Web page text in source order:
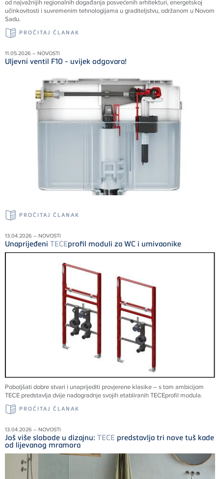
od najvažnijih regionalnih događanja posvećenih arhitekturi, energetskoj
učinkovitosti i suvremenim tehnologijama u graditeljstvu, održanom u Novom
Sadu.
PROČITAJ ČLANAK
11.05.2026 – NOVOSTI
Uljevni ventil F10 - uvijek odgovara!
PROČITAJ ČLANAK
13.04.2026 – NOVOSTI
Unaprijeđeni TECEprofil moduli za WC i umivaonike
Poboljšati dobre stvari i unaprijediti provjerene klasike – s tom ambicijom
TECE predstavlja dvije nadogradnje svojih etabliranihTECEprofil modula.
PROČITAJ ČLANAK
13.04.2026 – NOVOSTI
Još više slobode u dizajnu: TECE predstavlja tri nove tuš kade
od lijevanog mramora